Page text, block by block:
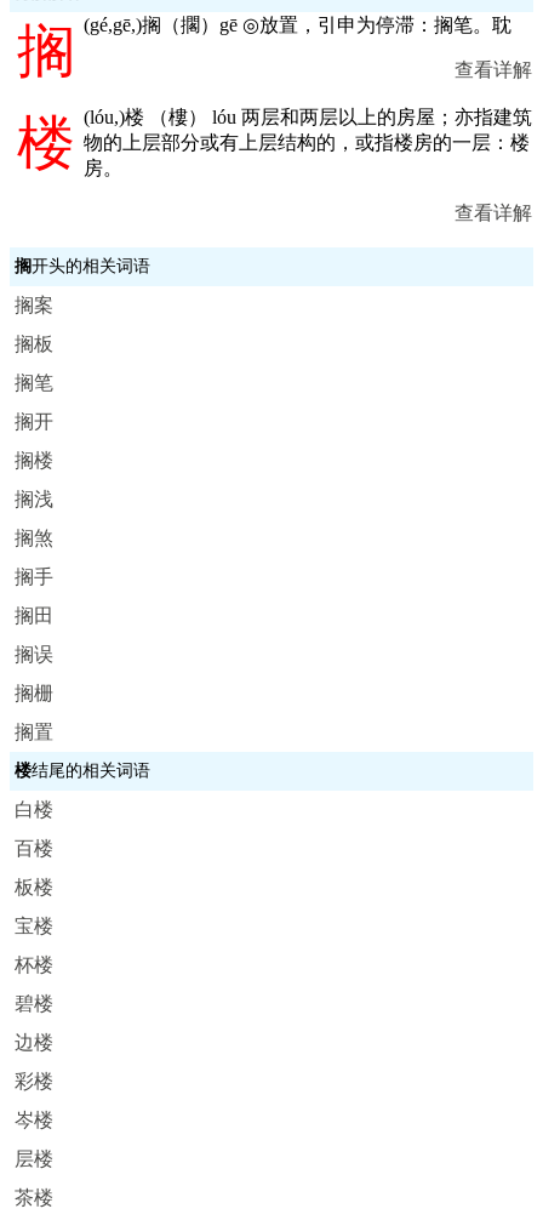
搁 (gé,gē,)搁（擱）gē ◎放置，引申为停滞：搁笔。耽
查看详解
楼 (lóu,)楼 （樓） lóu 两层和两层以上的房屋；亦指建筑
物的上层部分或有上层结构的，或指楼房的一层：楼
房。
查看详解
搁开头的相关词语
搁案
搁板
搁笔
搁开
搁楼
搁浅
搁煞
搁手
搁田
搁误
搁栅
搁置
楼结尾的相关词语
白楼
百楼
板楼
宝楼
杯楼
碧楼
边楼
彩楼
岑楼
层楼
茶楼